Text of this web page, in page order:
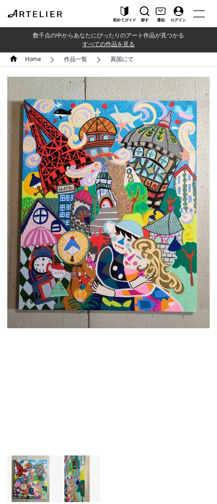
初めてガイド 探す 通知 ログイン
数千点の中からあなたにぴったりのアート作品が見つかる
すべての作品を見る
Home 作品一覧 異国にて